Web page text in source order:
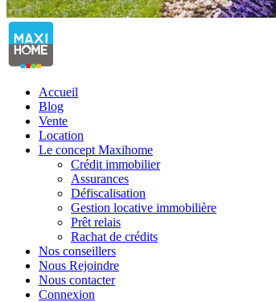
Accueil
Blog
Vente
Location
Le concept Maxihome
Crédit immobilier
Assurances
Défiscalisation
Gestion locative immobilière
Prêt relais
Rachat de crédits
Nos conseillers
Nous Rejoindre
Nous contacter
Connexion